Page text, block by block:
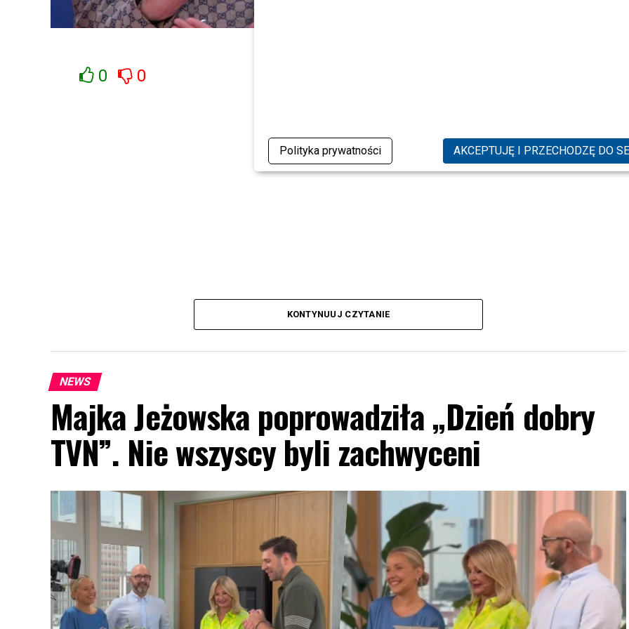
Polityka prywatności AKCEPTUJĘ I PRZECHODZĘ DO
0 0
KONTYNUUJ CZYTANIE
NEWS
Majka Jeżowska poprowadziła „Dzień dobry
TVN”. Nie wszyscy byli zachwyceni